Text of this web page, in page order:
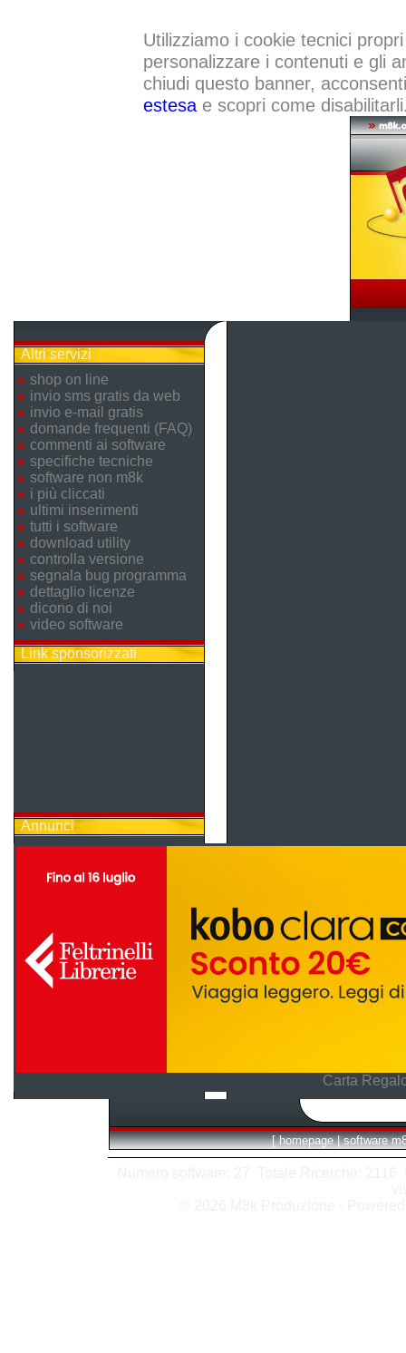
Utilizziamo i cookie tecnici
personalizzare i contenuti e gli
chiudi questo banner,
estesae scopri come
Altri servizi
shop on line
invio sms gratis da web
invio e-mail gratis
domande frequenti (FAQ)
commenti ai software
specifiche tecniche
software non m8k
i più cliccati
ultimi inserimenti
tutti i software
download utility
controlla versione
segnala bug programma
dettaglio licenze
dicono di noi
video software
Link sponsorizzati
Annunci
Carta
[ homepage | software